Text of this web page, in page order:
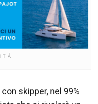
skipper, nel 99%